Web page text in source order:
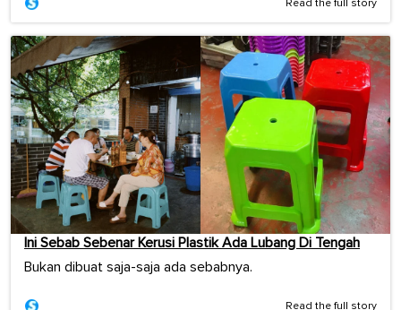
Read the full story
Ini Sebab Sebenar Kerusi Plastik Ada Lubang Di Tengah
Bukan dibuat saja-saja ada sebabnya.
Read the full story